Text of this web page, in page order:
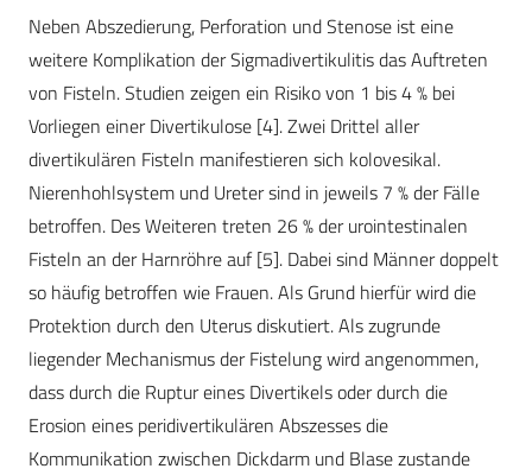
Neben Abszedierung, Perforation und Stenose ist eine
weitere Komplikation der Sigmadivertikulitis das Auftreten
von Fisteln. Studien zeigen ein Risiko von 1 bis 4 % bei
Vorliegen einer Divertikulose [4]. Zwei Drittel aller
divertikulären Fisteln manifestieren sich kolovesikal.
Nierenhohlsystem und Ureter sind in jeweils 7 % der Fälle
betroffen. Des Weiteren treten 26 % der urointestinalen
Fisteln an der Harnröhre auf [5]. Dabei sind Männer doppelt
so häufig betroffen wie Frauen. Als Grund hierfür wird die
Protektion durch den Uterus diskutiert. Als zugrunde
liegender Mechanismus der Fistelung wird angenommen,
dass durch die Ruptur eines Divertikels oder durch die
Erosion eines peridivertikulären Abszesses die
Kommunikation zwischen Dickdarm und Blase zustande